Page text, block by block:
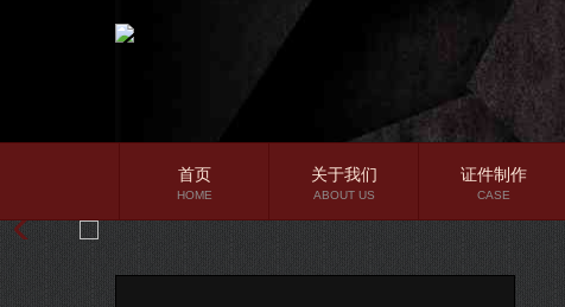
首页
HOME
关于我们
ABOUT US
证件制作
CASE